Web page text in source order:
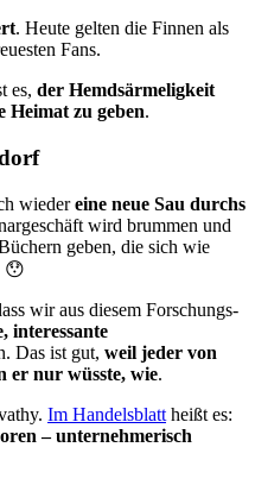
. Heute gelten die Finnen als
Fans.
es, der Hemdsärmeligkeit
Heimat zu geben.
wiedereine neue Sau durchs
wird brummen und
geben, die sich wie
😯
wir aus diesem Forschungs­
interessante
Das ist gut, weil jeder von
er nur wüsste, wie.
Im Handelsblatt heißt es:
– unternehmerisch